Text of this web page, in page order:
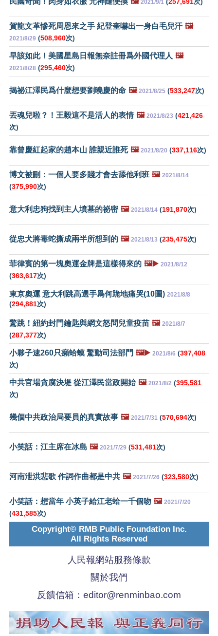
2021/9/1
賀龍文革慘死周恩來之手 紀登奎嚇出一身白毛兒汗 🖼️
2021/8/29 (508,960次)
早該如此！美國星島日報無奈註冊爲外國代理人 🖼️
2021/8/28 (295,460次)
揭祕江澤民爲什麼想要劉曉慶的命 🖼️ 2021/8/25 (533,247次)
丟魂兒啦？！王毅這不是活人的表情 🖼️ 2021/8/23 (421,426
次)
靠曾慶紅起家的趙本山 誰親近誰死 🖼️ 2021/8/20 (337,116次)
博文被刪：一個人要多賤才會去舔他利班 🖼️ 2021/8/14
(375,990次)
意大利忠狗找到主人墳墓的祕密 🖼️ 2021/8/14 (191,870次)
從忠犬將毒蛇撕成兩半所想到的 🖼️ 2021/8/13 (235,475次)
菲律賓的第一塊奧運金牌是這樣得來的 🖼️▶️ 2021/8/12
(363,617次)
東京奧運 意大利跳高選手爲何跪地痛哭(10圖) 2021/8/8
(294,881次)
驚跳！紐約封門鑰匙與網文怒問兒童疫苗 🖼️ 2021/8/7
(287,377次)
小夥子逮260只癩蛤蟆 驚動司法部門 🖼️▶️ 2021/8/6 (397,408
次)
中共官場貪腐決堤 從江澤民當政開始 🖼️ 2021/8/2 (395,581
次)
幾個中共政治局要員的真實故事 🖼️ 2021/7/31 (570,694次)
小笑話：江主席在冰島 🖼️ 2021/7/29 (531,481次)
河南泄洪悲歌 作詞作曲都是中共 🖼️ 2021/7/26 (323,580次)
小笑話：想當年 小英子給江老蛤一千個吻 🖼️ 2021/7/20
(431,585次)
Copyright© RMB Public Foundation Inc.
All Rights Reserved
人民報網站服務條款
關於我們
反饋信箱： editor@renminbao.com